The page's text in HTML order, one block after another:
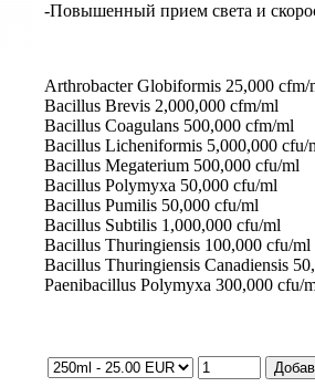
-Повышенный прием света и
Arthrobacter Globiformis 25,000 cfm/
Bacillus Brevis 2,000,000 cfm/ml
Bacillus Coagulans 500,000 cfm/ml
Bacillus Licheniformis 5,000,000 cfu/
Bacillus Megaterium 500,000 cfu/ml
Bacillus Polymyxa 50,000 cfu/ml
Bacillus Pumilis 50,000 cfu/ml
Bacillus Subtilis 1,000,000 cfu/ml
Bacillus Thuringiensis 100,000 cfu/ml
Bacillus Thuringiensis Canadiensis
Paenibacillus Polymyxa 300,000 cfu/